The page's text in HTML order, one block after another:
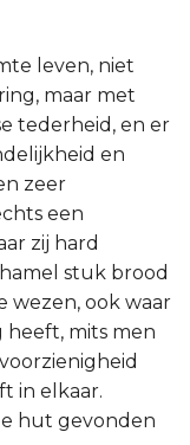
leven, niet
maar met
tederheid, en er
en
zeer
een
zij hard
stuk brood
wezen, ook waar
heeft, mits men
in elkaar.
hut gevonden